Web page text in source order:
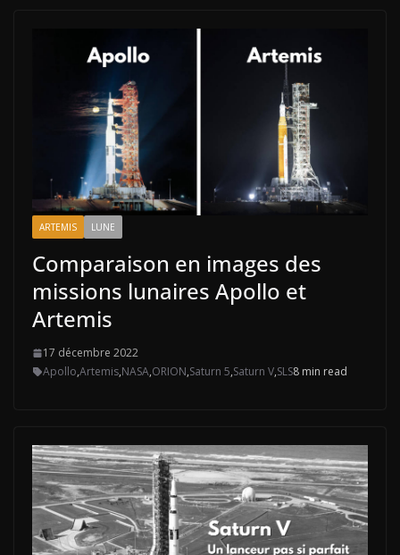
ARTEMIS LUNE
Comparaison en images des
missions lunaires Apollo et
Artemis
17 décembre 2022
Apollo,Artemis,NASA,ORION,Saturn 5,Saturn V,SLS8 min read